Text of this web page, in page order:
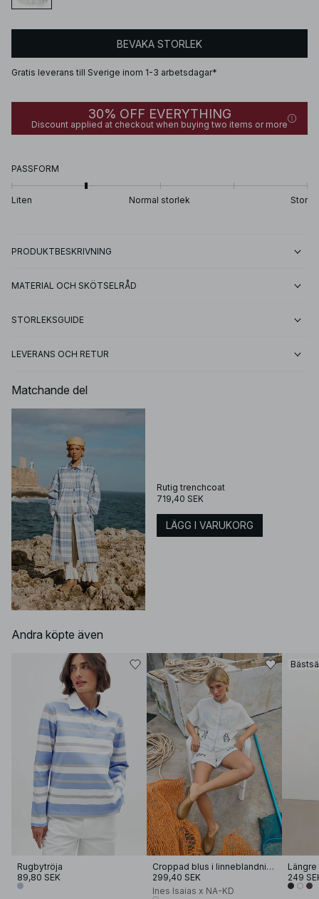
BEVAKA STORLEK
Gratis leverans till Sverige inom 1-3 arbetsdagar*
30% OFF EVERYTHING
Discount applied at checkout when buying two items or more
PASSFORM
Liten Normal storlek Stor
PRODUKTBESKRIVNING
MATERIAL OCH SKÖTSELRÅD
STORLEKSGUIDE
LEVERANS OCH RETUR
Matchande del
Rutig trenchcoat
719,40 SEK
LÄGG I VARUKORG
Andra köpte även
Rugbytröja
89,80 SEK
Croppad blus i linneblandning med broderi
299,40 SEK
Ines Isaias x NA-KD
249